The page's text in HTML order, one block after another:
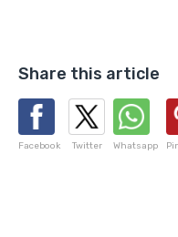
Share this article
Facebook Twitter Whatsapp